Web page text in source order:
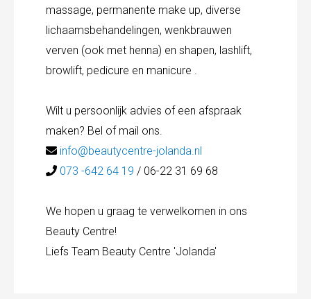
massage, permanente make up, diverse
lichaamsbehandelingen, wenkbrauwen
verven (ook met henna) en shapen, lashlift,
browlift, pedicure en manicure .
Wilt u persoonlijk advies of een afspraak
maken? Bel of mail ons.
info@beautycentre-jolanda.nl
073 -642 64 19 / 06-22 31 69 68
We hopen u graag te verwelkomen in ons
Beauty Centre!
Liefs Team Beauty Centre 'Jolanda'